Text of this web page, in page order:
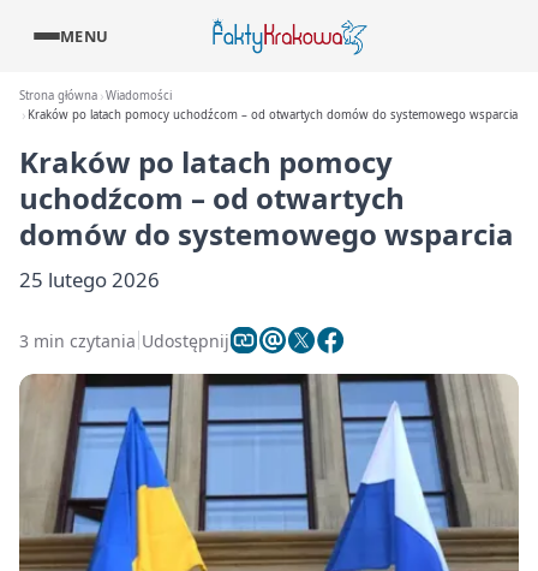
MENU
Strona główna Wiadomości
Kraków po latach pomocy uchodźcom – od otwartych domów do systemowego wsparcia
Kraków po latach pomocy
uchodźcom – od otwartych
domów do systemowego wsparcia
25 lutego 2026
3 min czytania Udostępnij